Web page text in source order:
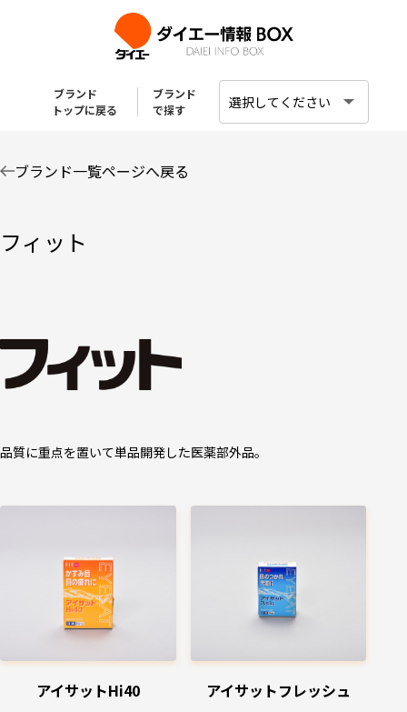
ブランド
トップに戻る
ブランド
で探す
ブランド一覧ページへ戻る
フィット
品質に重点を置いて単品開発した医薬部外品。
アイサットHi40 アイサットフレッシュ